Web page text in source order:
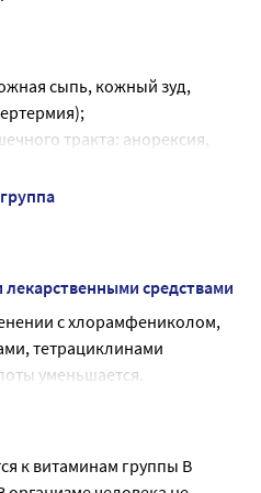
сыпь, кожный зуд,
тракта: анорексия,
средствами
с хлорамфениколом,
тетрациклинами
уменьшается.
карбамазепин), эстрогены,
к витаминам группы В